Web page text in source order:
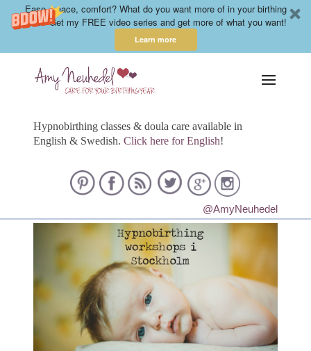
Ease, peace, comfort? What do you want more of in your birthing
year? Get my FREE video series and get more of what you want!
Learn more
Hypnobirthing classes & doula care available in
English & Swedish. Click here for English!
@AmyNeuhedel